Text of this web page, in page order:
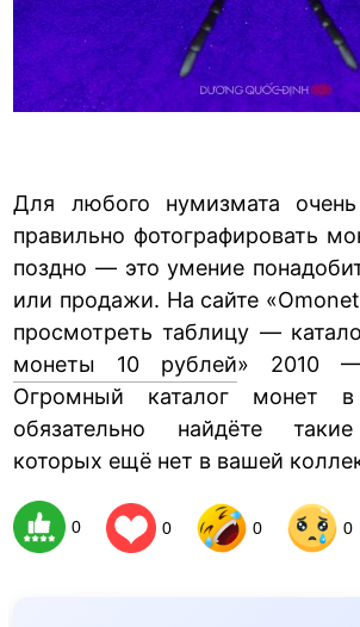
Для любого нумизмата
правильно фотографировать
поздно — это умение
или продажи. На сайте
просмотреть таблицу —
монеты 10 рублей» 2010 —
Огромный каталог монет
обязательно найдёте
которых ещё нет в вашей
0 0 0 0